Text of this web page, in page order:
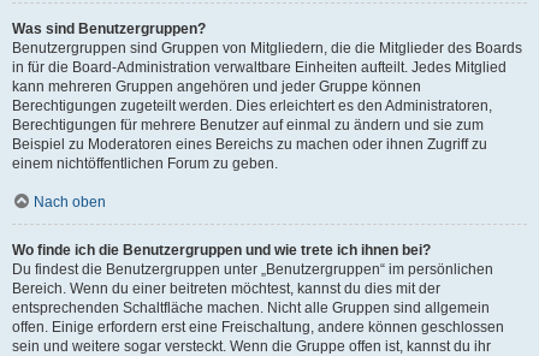
Was sind Benutzergruppen?
Benutzergruppen sind Gruppen von Mitgliedern, die die Mitglieder des Boards
in für die Board-Administration verwaltbare Einheiten aufteilt. Jedes Mitglied
kann mehreren Gruppen angehören und jeder Gruppe können
Berechtigungen zugeteilt werden. Dies erleichtert es den Administratoren,
Berechtigungen für mehrere Benutzer auf einmal zu ändern und sie zum
Beispiel zu Moderatoren eines Bereichs zu machen oder ihnen Zugriff zu
einem nichtöffentlichen Forum zu geben.
Nach oben
Wo finde ich die Benutzergruppen und wie trete ich ihnen bei?
Du findest die Benutzergruppen unter „Benutzergruppen“ im persönlichen
Bereich. Wenn du einer beitreten möchtest, kannst du dies mit der
entsprechenden Schaltfläche machen. Nicht alle Gruppen sind allgemein
offen. Einige erfordern erst eine Freischaltung, andere können geschlossen
sein und weitere sogar versteckt. Wenn die Gruppe offen ist, kannst du ihr